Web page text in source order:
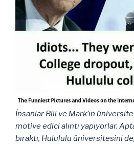
İnsanlar Bill ve Mark’ın
motive edici alıntı yapıyorlar.
bıraktı, Hulululu üniversitesini